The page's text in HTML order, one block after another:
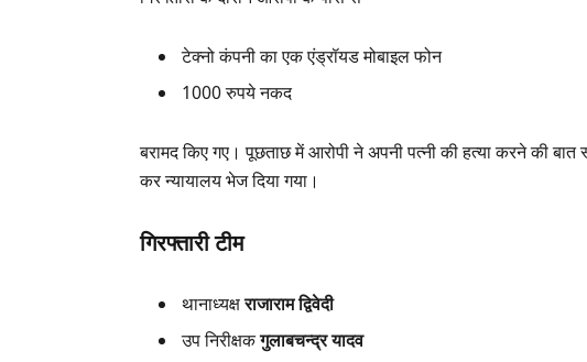
टेक्नो कंपनी का एक एंड्रॉयड मोबाइल फोन
1000 रुपये नकद
बरामद किए गए। पूछताछ में आरोपी ने अपनी पत्नी की हत्या करने की बात
कर न्यायालय भेज दिया गया।
गिरफ्तारी टीम
थानाध्यक्षराजाराम द्विवेदी
उप निरीक्षकगुलाबचन्द्र यादव